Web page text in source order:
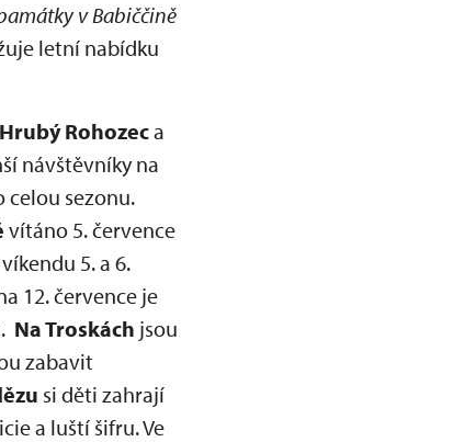
v Babiččině
letní nabídku
Hrubý Rohozeca
návštěvníky na
celou sezonu.
vítáno 5. července
5. a 6.
12. července je
Na Troskách jsou
zabavit
si děti zahrají
a luští šifru. Ve